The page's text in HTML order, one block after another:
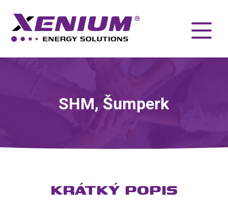
SHM, Šumperk
KRÁTKÝ POPIS